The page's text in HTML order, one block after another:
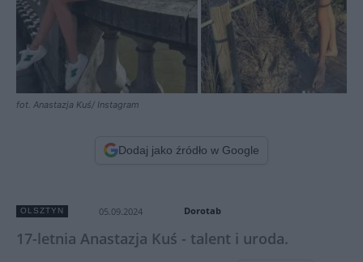
fot. Anastazja Kuś/ Instagram
Dodaj jako źródło w Google
OLSZTYN 05.09.2024 Dorotab
17-letnia Anastazja Kuś - talent i uroda.